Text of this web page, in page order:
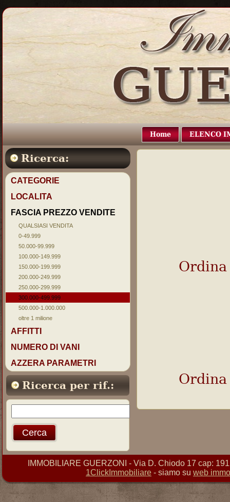
Home ELENCO
Ricerca:
CATEGORIE
LOCALITA
FASCIA PREZZO VENDITE
QUALSIASI VENDITA
0-49.999
50.000-99.999
100.000-149.999
150.000-199.999
200.000-249.999
250.000-299.999
300.000-499.999
500.000-1.000.000
oltre 1 milione
AFFITTI
NUMERO DI VANI
AZZERA PARAMETRI
Ricerca per rif.:
IMMOBILIARE GUERZONI - Via D. Chiodo 17 cap:
1ClickImmobiliare - siamo su web